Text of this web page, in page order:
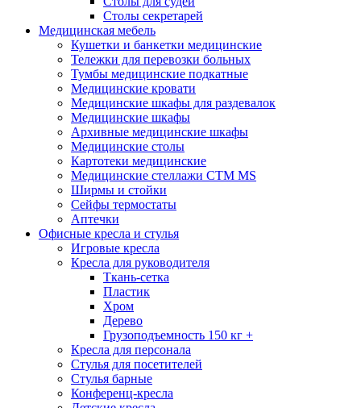
Столы секретарей
Медицинская мебель
Кушетки и банкетки медицинские
Тележки для перевозки больных
Тумбы медицинские подкатные
Медицинские кровати
Медицинские шкафы для раздевалок
Медицинские шкафы
Архивные медицинские шкафы
Медицинские столы
Картотеки медицинские
Медицинские стеллажи CTM MS
Ширмы и стойки
Сейфы термостаты
Аптечки
Офисные кресла и стулья
Игровые кресла
Кресла для руководителя
Ткань-сетка
Пластик
Хром
Дерево
Грузоподъемность 150 кг +
Кресла для персонала
Стулья для посетителей
Стулья барные
Конференц-кресла